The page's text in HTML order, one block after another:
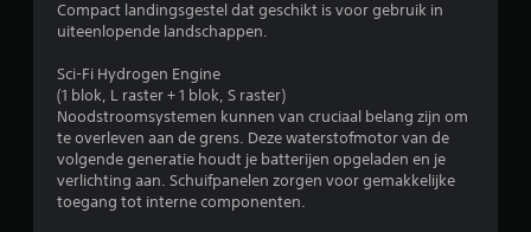
o
o
Compact landingsgestel dat geschikt is voor gebruik in
uiteenlopende landschappen.
Sci-Fi Hydrogen Engine
(1 blok, L raster + 1 blok, S raster)
Noodstroomsystemen kunnen van cruciaal belang zijn om
te overleven aan de grens. Deze waterstofmotor van de
volgende generatie houdt je batterijen opgeladen en je
verlichting aan. Schuifpanelen zorgen voor gemakkelijke
toegang tot interne componenten.